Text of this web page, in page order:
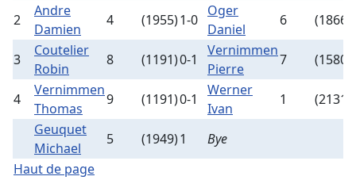
2
Andre
Damien
4 (1955)1-0
Oger
Daniel
6 (1866)
3
Coutelier
Robin
8 (1191)0-1
Vernimmen
Pierre
7 (1580)
4
Vernimmen
Thomas
9 (1191)0-1
Werner
Ivan
1
(2131)
Geuquet
Michael
5 (1949)1
Bye
Haut de page